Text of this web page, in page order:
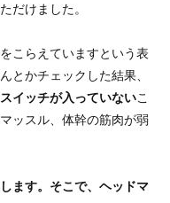
だけました。
こらえていますという表
とかチェックした結果、
イッチが入っていないこ
ッスル、体幹の筋肉が弱
ます。そこで、ヘッドマ